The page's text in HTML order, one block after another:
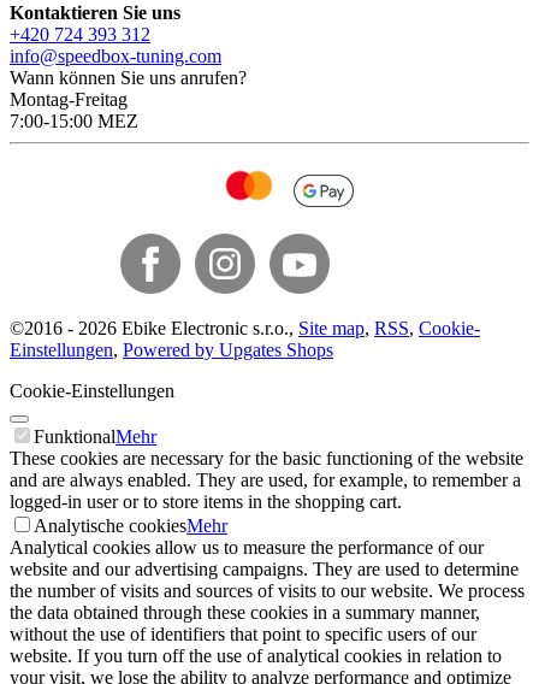
Kontaktieren Sie uns
+420 724 393 312
info@speedbox-tuning.com
Wann können Sie uns anrufen?
Montag-Freitag
7:00-15:00 MEZ
©2016 - 2026 Ebike Electronic s.r.o., Site map, RSS, Cookie-
Einstellungen, Powered by Upgates Shops
Cookie-Einstellungen
FunktionalMehr
These cookies are necessary for the basic functioning of the website
and are always enabled. They are used, for example, to remember a
logged-in user or to store items in the shopping cart.
Analytische cookiesMehr
Analytical cookies allow us to measure the performance of our
website and our advertising campaigns. They are used to determine
the number of visits and sources of visits to our website. We process
the data obtained through these cookies in a summary manner,
without the use of identifiers that point to specific users of our
website. If you turn off the use of analytical cookies in relation to
your visit, we lose the ability to analyze performance and optimize